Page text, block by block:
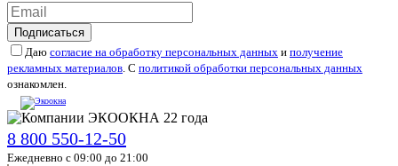
Подписаться
Даю согласие на обработку персональных данных и получение
рекламных материалов. С политикой обработки персональных данных
ознакомлен.
8 800 550-12-50
Ежедневно с 09:00 до 21:00